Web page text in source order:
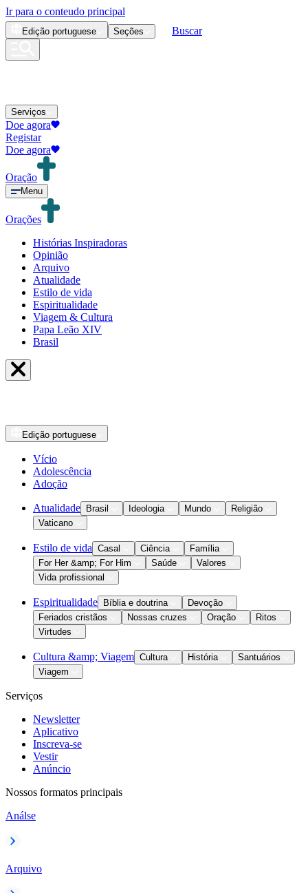
Ir para o conteudo principal
Edição portuguese Seções Buscar
Serviços
Doe agora
Registar
Doe agora
Oração
Menu
Orações
Histórias Inspiradoras
Opinião
Arquivo
Atualidade
Estilo de vida
Espiritualidade
Viagem & Cultura
Papa Leão XIV
Brasil
Edição portuguese
Vício
Adolescência
Adoção
Atualidade Brasil Ideologia Mundo
Religião
Vaticano
Estilo de vida Casal Ciência
Família
For Her &amp; For Him
Saúde
Valores
Vida profissional
Espiritualidade Bíblia e doutrina
Devoção
Feriados cristãos
Nossas cruzes Oração
Ritos
Virtudes
Cultura &amp; Viagem Cultura História
Santuários
Viagem
Serviços
Newsletter
Aplicativo
Inscreva-se
Vestir
Anúncio
Nossos formatos principais
Análse
Arquivo